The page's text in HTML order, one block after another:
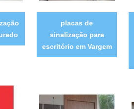
placas de
sinalização para
escritório em Vargem